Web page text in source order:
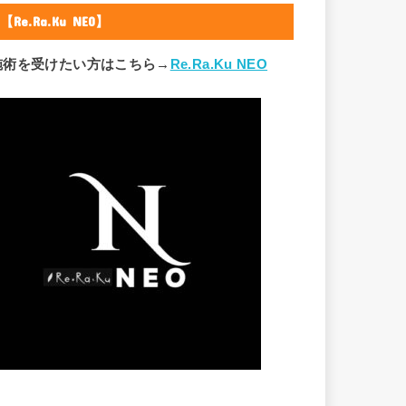
【Re.Ra.Ku NEO】
術を受けたい方はこちら→ Re.Ra.Ku NEO